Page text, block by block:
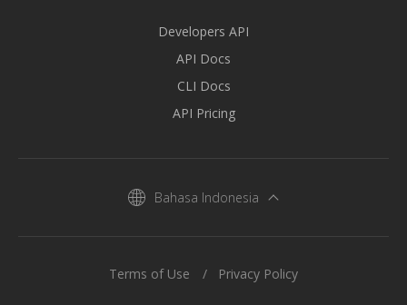
Developers API
API Docs
CLI Docs
API Pricing
Bahasa Indonesia
Terms of Use Privacy Policy